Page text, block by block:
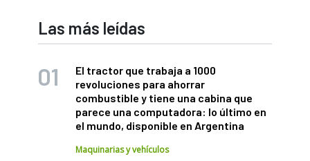
Las más leídas
El tractor que trabaja a 1000
revoluciones para ahorrar
combustible y tiene una cabina que
parece una computadora: lo último en
el mundo, disponible en Argentina
Maquinarias y vehículos